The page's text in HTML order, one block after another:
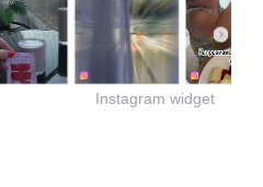
Instagram widget